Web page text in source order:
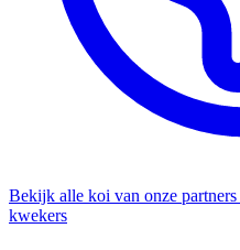
Bekijk alle koi van onze partners
kwekers